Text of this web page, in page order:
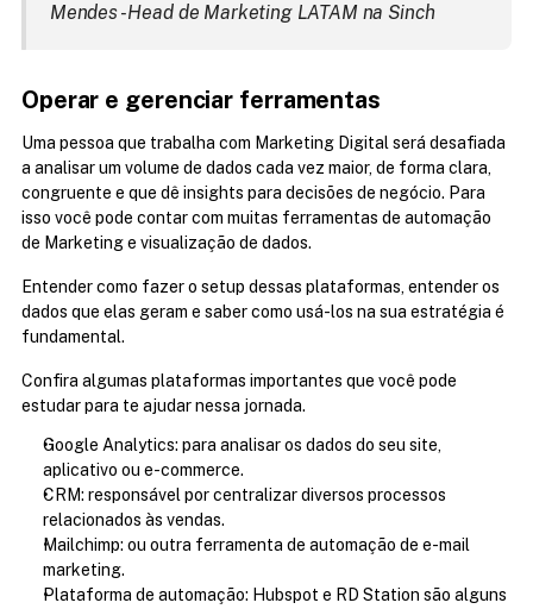
Mendes - Head de Marketing LATAM na Sinch
Operar e gerenciar ferramentas
Uma pessoa que trabalha com Marketing Digital será desafiada
a analisar um volume de dados cada vez maior, de forma clara,
congruente e que dê insights para decisões de negócio. Para
isso você pode contar com muitas ferramentas de automação
de Marketing e visualização de dados.
Entender como fazer o setup dessas plataformas, entender os
dados que elas geram e saber como usá-los na sua estratégia é
fundamental.
Confira algumas plataformas importantes que você pode
estudar para te ajudar nessa jornada.
Google Analytics: para analisar os dados do seu site,
aplicativo ou e-commerce.
CRM: responsável por centralizar diversos processos
relacionados às vendas.
Mailchimp: ou outra ferramenta de automação de e-mail
marketing.
Plataforma de automação: Hubspot e RD Station são alguns